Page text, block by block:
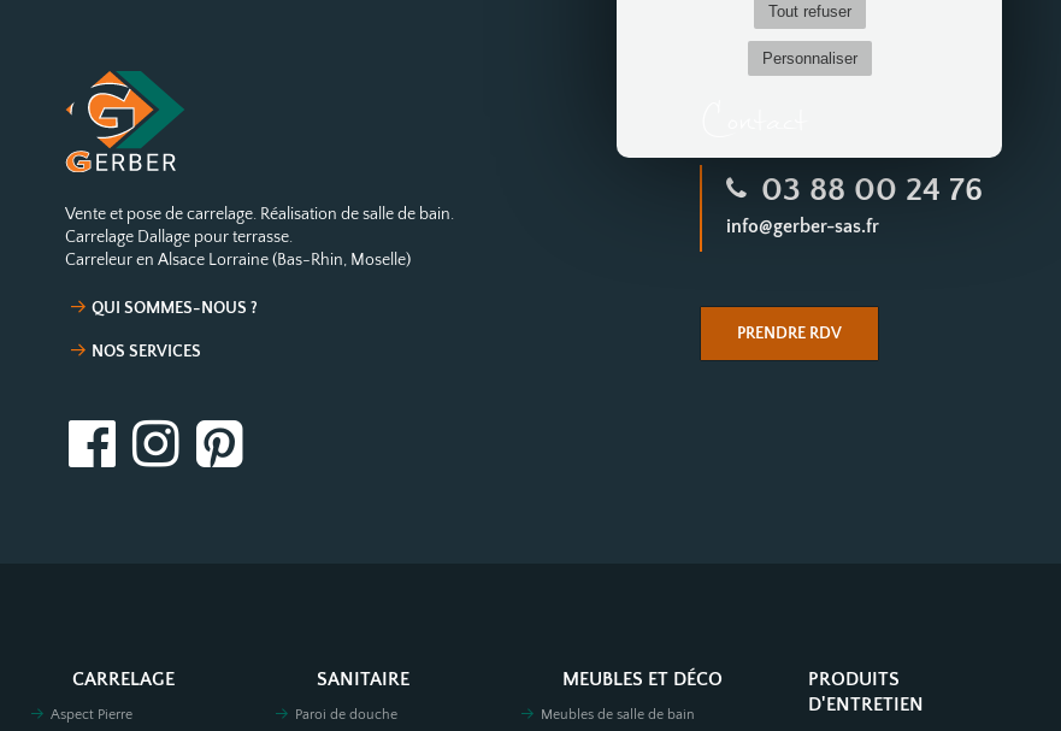
Tout refuser
Personnaliser
Vente et pose de carrelage. Réalisation de salle de bain.
Carrelage Dallage pour terrasse.
Carreleur en Alsace Lorraine (Bas-Rhin, Moselle)
QUI SOMMES-NOUS ?
NOS SERVICES
Contact
03 88 00 24 76
info@gerber-sas.fr
PRENDRE RDV
CARRELAGE
Aspect Pierre
SANITAIRE
Paroi de douche
MEUBLES ET DÉCO
Meubles de salle de bain
PRODUITS
D'ENTRETIEN